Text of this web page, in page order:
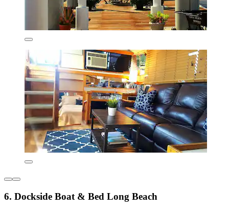
6. Dockside Boat & Bed Long Beach